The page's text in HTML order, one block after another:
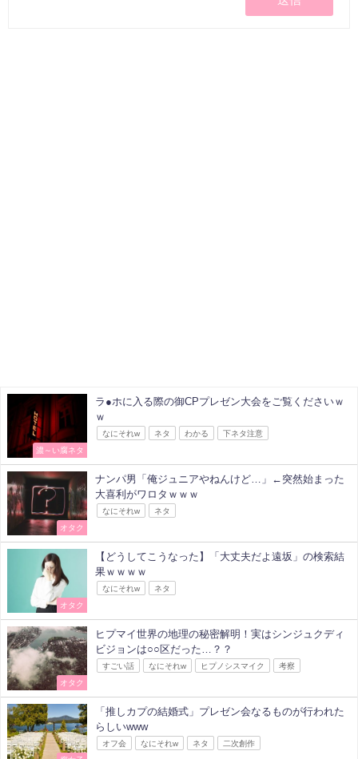
濃～い腐ネタ
ラ●ホに入る際の御CPプレゼン大会をご覧くださいｗ
ｗ
なにそれw ネタ わかる 下ネタ注意
オタク
ナンパ男「俺ジュニアやねんけど…」←突然始まった
大喜利がワロタｗｗｗ
なにそれw ネタ
オタク
【どうしてこうなった】「大丈夫だよ遠坂」の検索結
果ｗｗｗｗ
なにそれw ネタ
オタク
ヒプマイ世界の地理の秘密解明！実はシンジュクディ
ビジョンは○○区だった…？？
すごい話 なにそれw ヒプノシスマイク 考察
「推しカプの結婚式」プレゼン会なるものが行われた
らしいwww
オフ会 なにそれw ネタ 二次創作